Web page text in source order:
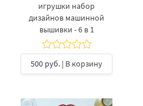
игрушки набор
дизайнов машинной
вышивки - 6 в 1
500 руб. | В корзину